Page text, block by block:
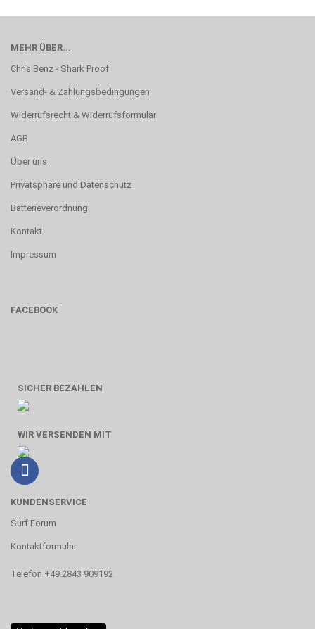
MEHR ÜBER...
Chris Benz - Shark Proof
Versand- & Zahlungsbedingungen
Widerrufsrecht & Widerrufsformular
AGB
Über uns
Privatsphäre und Datenschutz
Batterieverordnung
Kontakt
Impressum
FACEBOOK
SICHER BEZAHLEN
WIR VERSENDEN MIT
KUNDENSERVICE
Surf Forum
Kontaktformular
Telefon +49.2843 909192